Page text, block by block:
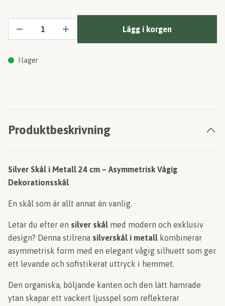
Lägg i korgen
I lager
Produktbeskrivning
Silver Skål i Metall 24 cm – Asymmetrisk Vågig
Dekorationsskål
En skål som är allt annat än vanlig.
Letar du efter en silver skål med modern och exklusiv
design? Denna stilrena silverskål i metall kombinerar
asymmetrisk form med en elegant vågig silhuett som ger
ett levande och sofistikerat uttryck i hemmet.
Den organiska, böljande kanten och den lätt hamrade
ytan skapar ett vackert ljusspel som reflekterar